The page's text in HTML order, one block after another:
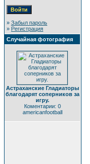
» Забыл пароль
» Регистрация
Случайная фотография
Астраханские Гладиаторы
благодарят соперников за
игру.
Коментарии: 0
americanfootball